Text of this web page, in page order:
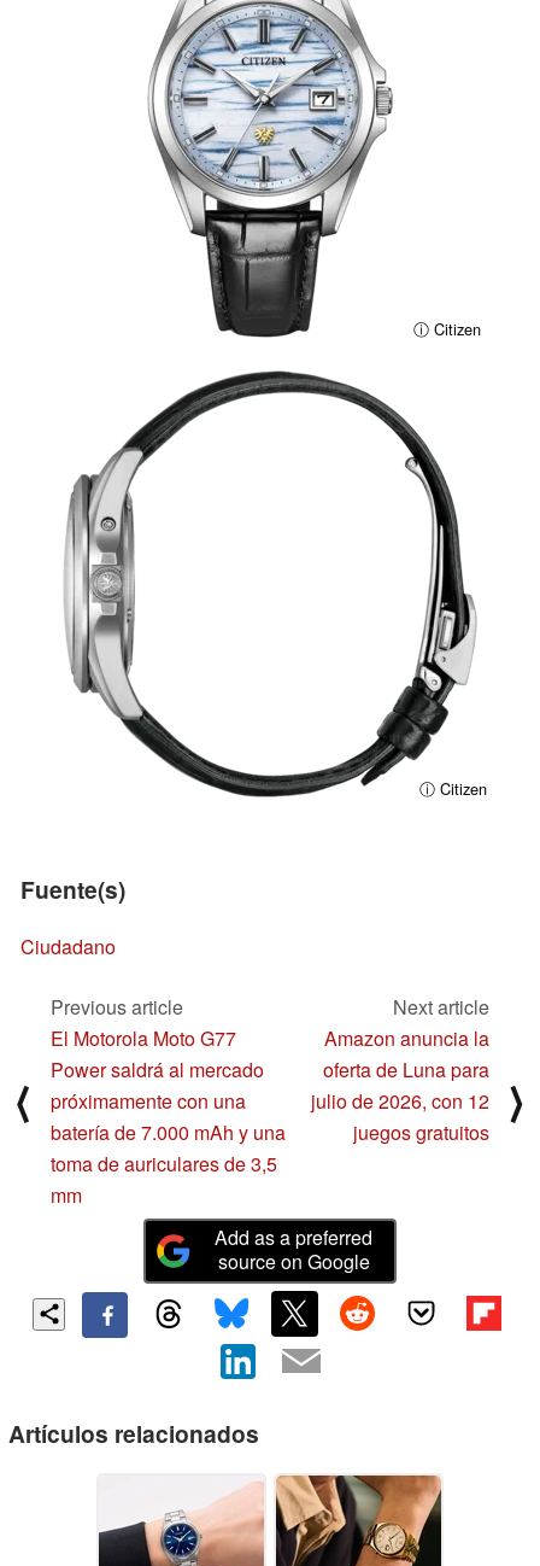
ⓘ Citizen
ⓘ Citizen
Fuente(s)
Ciudadano
⟨
Previous article
El Motorola Moto G77
Power saldrá al mercado
próximamente con una
batería de 7.000 mAh y una
toma de auriculares de 3,5
mm
Next article
Amazon anuncia la
oferta de Luna para
julio de 2026, con 12
juegos gratuitos
⟩
Add as a preferred
source on Google
Artículos relacionados